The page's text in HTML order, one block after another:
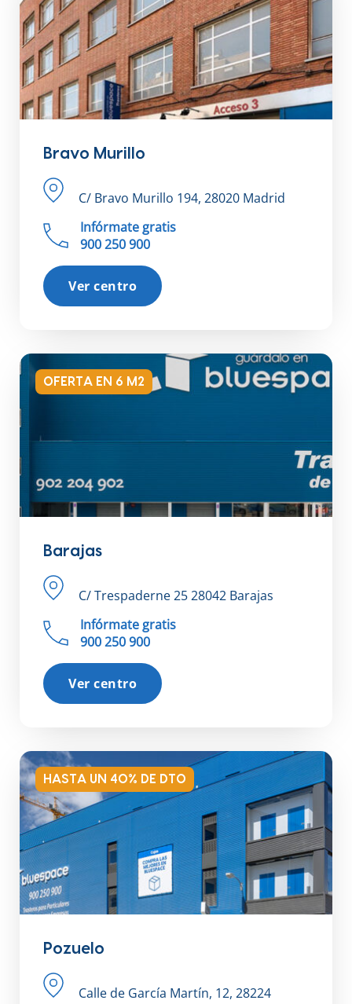
Bravo Murillo
C/ Bravo Murillo 194, 28020 Madrid
Infórmate gratis
900 250 900
Ver centro
OFERTA EN 6 M2
Barajas
C/ Trespaderne 25 28042 Barajas
Infórmate gratis
900 250 900
Ver centro
HASTA UN 40% DE DTO
Pozuelo
Calle de García Martín, 12, 28224